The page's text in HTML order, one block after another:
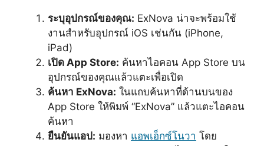
ระบุอุปกรณ์ของคุณ: ExNova น่าจะพร้อมใช้
งานสำหรับอุปกรณ์ iOS เช่นกัน (iPhone,
iPad)
เปิด App Store: ค้นหาไอคอน App Store บน
อุปกรณ์ของคุณแล้วแตะเพื่อเปิด
ค้นหา ExNova: ในแถบค้นหาที่ด้านบนของ
App Store ให้พิมพ์ “ExNova” แล้วแตะไอคอน
ค้นหา
ยืนยันแอป: มองหา แอพเอ็กซ์โนวา โดย